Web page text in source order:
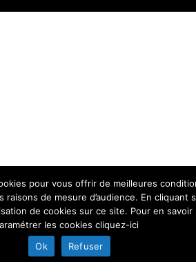
pour vous offrir de meilleures
raisons de mesure d’audience. En cliquant
de cookies sur ce site. Pour en
les cookies cliquez-ici
Ok
Refuser